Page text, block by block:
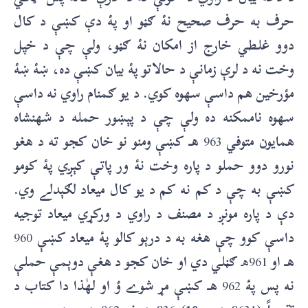
حرف به حرف صحيح نۀ ګڼو او پۀ دې کښې د کال
دوو غلطي خارج از امکان نۀ ګڼو، ولې چې د خپل
وخت نه د لرې زمانې د حالاتو پۀ بيان کښې ده، ښۀ ښۀ
مؤرخین هم داسې سهوه کوي. د يو ګمنام راوي نه داسې
سهوه ناممکنه ده ولې چې د پېښور حمله د شهنشاه
همايون متوفي 963هـ کښې ومنو نو خان کجو ته د هغو
نورو دوو حملو د پاره وخت نۀ ور پاتې کېږي پۀ کومو
کښې به چې د کم نه کم د يو کال ميعاد لګېدلے وي.
دې د پاره مونږ د مصنف د راوي د ورکړي ميعاد توجيه
داسې کوو چې هغه به د درېو کالو پۀ ميعاد کښې960
هـ او961هـ ګڼلي دي او خان کجو د هغې دوېمې حملې
نه پس پۀ962هـ کښې مړ شوے ؤ او لهٰذا دا کتاب د